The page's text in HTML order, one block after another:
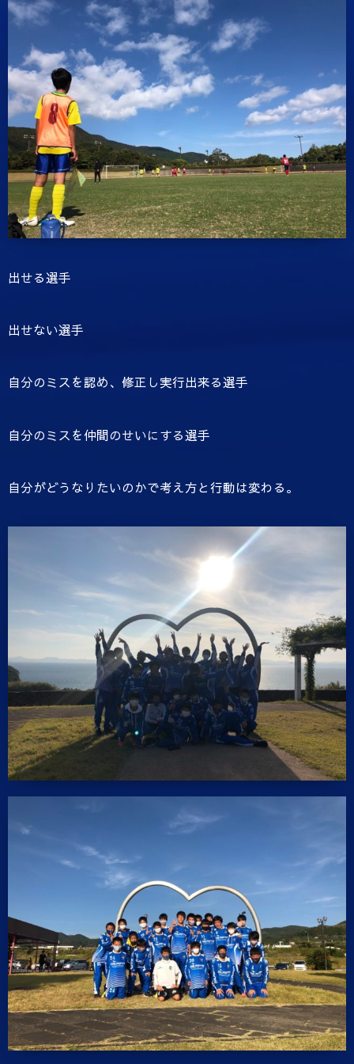
出せる選手
出せない選手
自分のミスを認め、修正し実行出来る選手
自分のミスを仲間のせいにする選手
自分がどうなりたいのかで考え方と行動は変わる。